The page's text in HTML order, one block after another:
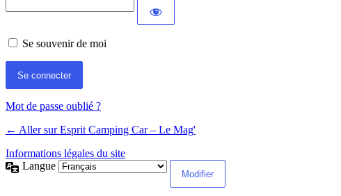
Se souvenir de moi
Mot de passe oublié ?
← Aller sur Esprit Camping Car – Le Mag'
Informations légales du site
Langue